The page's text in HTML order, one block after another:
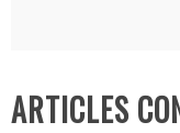
ARTICLES